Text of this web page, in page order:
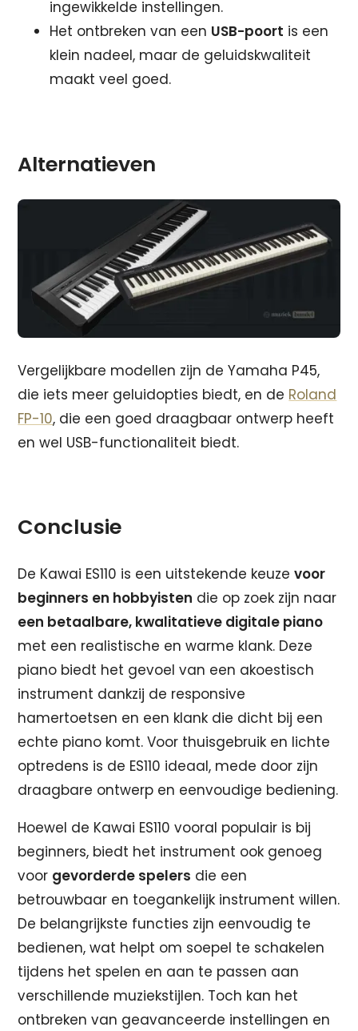
ingewikkelde instellingen.
Het ontbreken van een USB-poort is een
klein nadeel, maar de geluidskwaliteit
maakt veel goed.
Alternatieven
Vergelijkbare modellen zijn de Yamaha P45,
die iets meer geluidopties biedt, en de Roland
FP-10, die een goed draagbaar ontwerp heeft
en wel USB-functionaliteit biedt.
Conclusie
De Kawai ES110 is een uitstekende keuzevoor
beginners en hobbyisten die op zoek zijn naar
een betaalbare, kwalitatieve digitale piano
met een realistische en warme klank. Deze
piano biedt het gevoel van een akoestisch
instrument dankzij de responsive
hamertoetsen en een klank die dicht bij een
echte piano komt. Voor thuisgebruik en lichte
optredens is de ES110 ideaal, mede door zijn
draagbare ontwerp en eenvoudige bediening.
Hoewel de Kawai ES110 vooral populair is bij
beginners, biedt het instrument ook genoeg
voor gevorderde spelers die een
betrouwbaar en toegankelijk instrument willen.
De belangrijkste functies zijn eenvoudig te
bedienen, wat helpt om soepel te schakelen
tijdens het spelen en aan te passen aan
verschillende muziekstijlen. Toch kan het
ontbreken van geavanceerde instellingen en